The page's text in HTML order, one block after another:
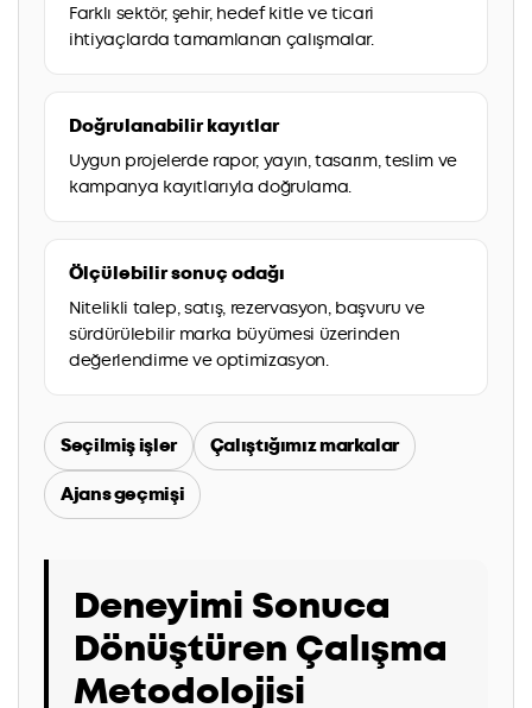
Farklı sektör, şehir, hedef kitle ve ticari
ihtiyaçlarda tamamlanan çalışmalar.
Doğrulanabilir kayıtlar
Uygun projelerde rapor, yayın, tasarım, teslim ve
kampanya kayıtlarıyla doğrulama.
Ölçülebilir sonuç odağı
Nitelikli talep, satış, rezervasyon, başvuru ve
sürdürülebilir marka büyümesi üzerinden
değerlendirme ve optimizasyon.
Seçilmiş işler Çalıştığımız markalar
Ajans geçmişi
Deneyimi Sonuca
Dönüştüren Çalışma
Metodolojisi